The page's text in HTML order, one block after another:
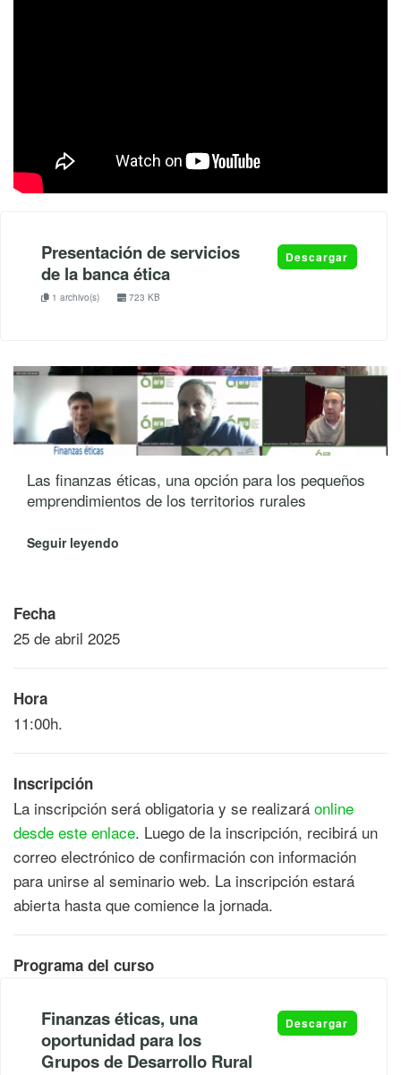
Presentación de servicios
de la banca ética
1 archivo(s) 723 KB
Descargar
Las finanzas éticas, una opción para los pequeños
emprendimientos de los territorios rurales
Seguir leyendo
Fecha
25 de abril 2025
Hora
11:00h.
Inscripción
La inscripción será obligatoria y se realizará online
desde este enlace. Luego de la inscripción, recibirá un
correo electrónico de confirmación con información
para unirse al seminario web. La inscripción estará
abierta hasta que comience la jornada.
Programa del curso
Finanzas éticas, una
oportunidad para los
Grupos de Desarrollo Rural
Descargar